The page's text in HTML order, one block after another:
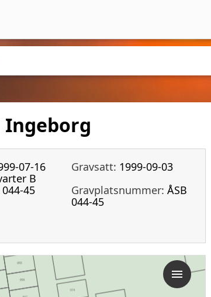
Ingeborg
07-16 Gravsatt: 1999-09-03
B
044-45 Gravplatsnummer: ÅSB
044-45